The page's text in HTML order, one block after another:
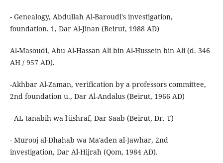
- Genealogy, Abdullah Al-Baroudi's investigation,
foundation. 1, Dar Al-Jinan (Beirut, 1988 AD)
Al-Masoudi, Abu Al-Hassan Ali bin Al-Hussein bin Ali (d. 346
AH / 957 AD).
-Akhbar Al-Zaman, verification by a professors committee,
2nd foundation u., Dar Al-Andalus (Beirut, 1966 AD)
- AL tanabih wa l'iishraf, Dar Saab (Beirut, Dr. T)
- Murooj al-Dhahab wa Ma'aden al-Jawhar, 2nd
investigation, Dar Al-Hijrah (Qom, 1984 AD).